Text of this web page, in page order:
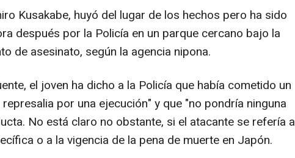
Kusakabe, huyó del lugar de los hechos pero ha sido
después por la Policía en un parque cercano bajo la
de asesinato, según la agencia nipona.
el joven ha dicho a la Policía que había cometido un
por una ejecución" y que "no pondría ninguna
No está claro no obstante, si el atacante se refería a
o a la vigencia de la pena de muerte en Japón.